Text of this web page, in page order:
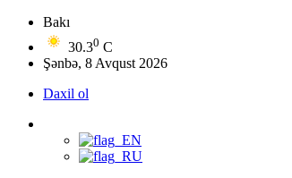
Bakı
30.30 C
Şənbə, 8 Avqust 2026
Daxil ol